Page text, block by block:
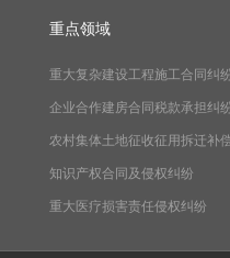
重点领域
重大复杂建设工程施工合同纠
企业合作建房合同税款承担纠
农村集体土地征收征用拆迁补
知识产权合同及侵权纠纷
重大医疗损害责任侵权纠纷